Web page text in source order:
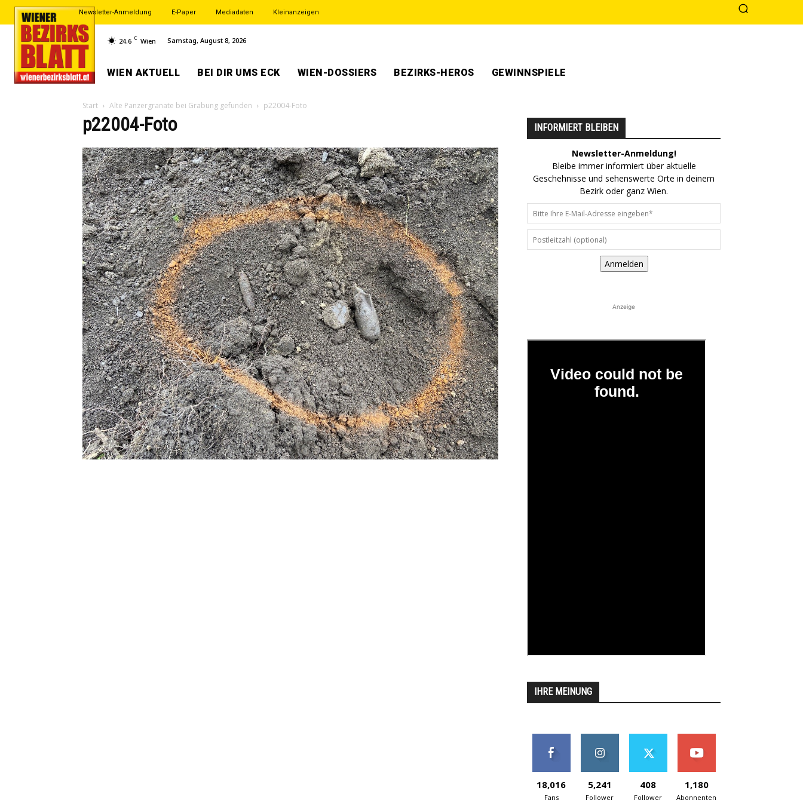
Newsletter-Anmeldung E-Paper Mediadaten Kleinanzeigen
24.6 C Wien Samstag, August 8, 2026
WIEN AKTUELL BEI DIR UMS ECK WIEN-DOSSIERS BEZIRKS-HEROS GEWINNSPIELE
Start Alte Panzergranate bei Grabung gefunden p22004-Foto
p22004-Foto INFORMIERT BLEIBEN
Newsletter-Anmeldung!
Bleibe immer informiert über aktuelle
Geschehnisse und sehenswerte Orte in deinem
Bezirk oder ganz Wien.
Anmelden
Anzeige
IHRE MEINUNG
18,016
Fans
5,241
Follower
408
Follower
1,180
Abonnenten